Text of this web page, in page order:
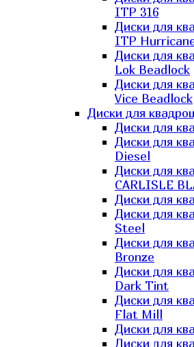
ITP 316
Диски для
ITP
Диски для
Lok Beadlock
Диски для
Vice Beadlock
Диски для
Диски для
Диски для
Diesel
Диски для
CARLISLE
Диски для
Диски для
Steel
Диски для
Bronze
Диски для
Dark Tint
Диски для
Flat Mill
Диски для
Диски для